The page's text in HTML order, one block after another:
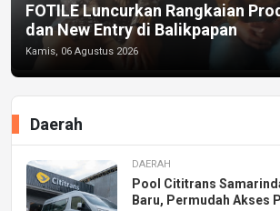
FOTILE Luncurkan Rangkaian
dan New Entry di Balikpapan
Kamis, 06 Agustus 2026
Daerah
DAERAH
Pool Cititrans
Baru, Permudah Akses